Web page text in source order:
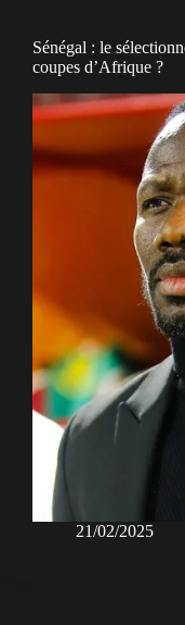
Sénégal : le
coupes d’Afrique ?
21/02/2025